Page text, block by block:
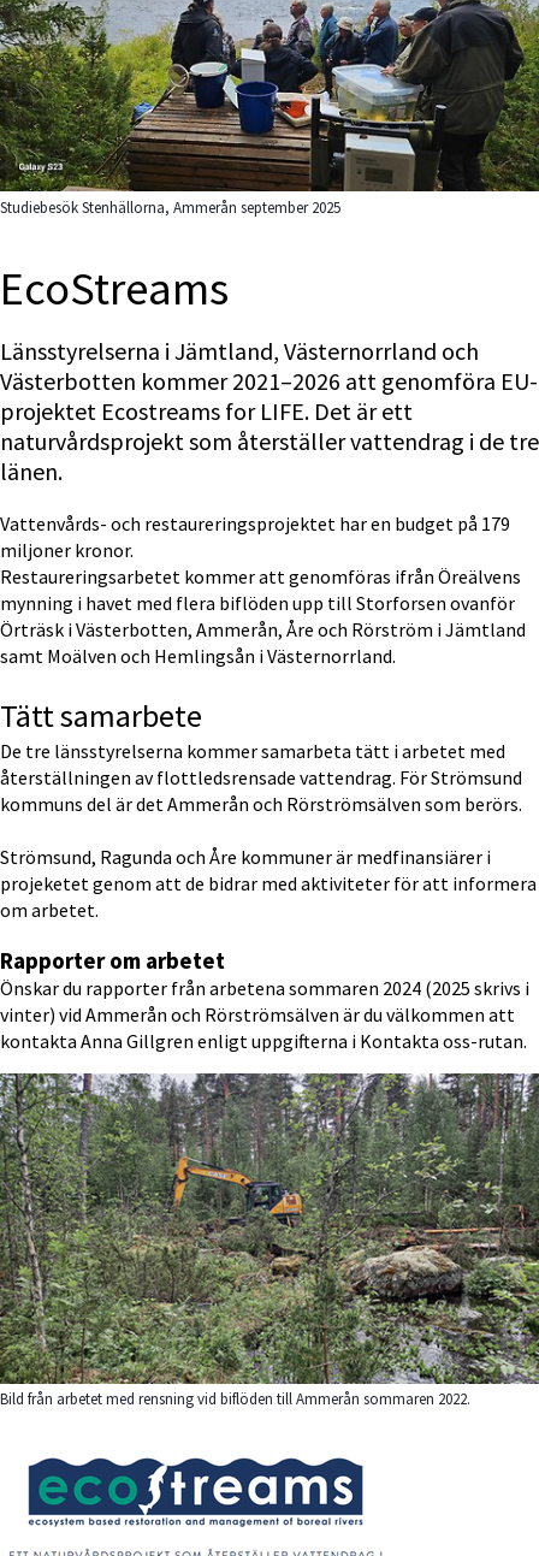
Studiebesök Stenhällorna, Ammerån september 2025
EcoStreams
Länsstyrelserna i Jämtland, Västernorrland och
Västerbotten kommer 2021–2026 att genomföra EU-
projektet Ecostreams for LIFE. Det är ett
naturvårdsprojekt som återställer vattendrag i de tre
länen.
Vattenvårds- och restaureringsprojektet har en budget på 179
miljoner kronor.
Restaureringsarbetet kommer att genomföras ifrån Öreälvens
mynning i havet med flera biflöden upp till Storforsen ovanför
Örträsk i Västerbotten, Ammerån, Åre och Rörström i Jämtland
samt Moälven och Hemlingsån i Västernorrland.
Tätt samarbete
De tre länsstyrelserna kommer samarbeta tätt i arbetet med
återställningen av flottledsrensade vattendrag. För Strömsund
kommuns del är det Ammerån och Rörströmsälven som berörs.
Strömsund, Ragunda och Åre kommuner är medfinansiärer i
projeketet genom att de bidrar med aktiviteter för att informera
om arbetet.
Rapporter om arbetet
Önskar du rapporter från arbetena sommaren 2024 (2025 skrivs i
vinter) vid Ammerån och Rörströmsälven är du välkommen att
kontakta Anna Gillgren enligt uppgifterna i Kontakta oss-rutan.
Bild från arbetet med rensning vid biflöden till Ammerån sommaren 2022.